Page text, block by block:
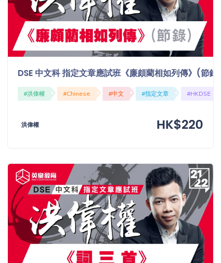
(81)
項
時符
合所
有標
精準
搜尋
登出
DSE 中文科 指定文章應試班《廉頗藺相如列傳》(節
#洪偉權 #Chinese #中文 #指定文章 #HKDSE
洪偉權 HK$220